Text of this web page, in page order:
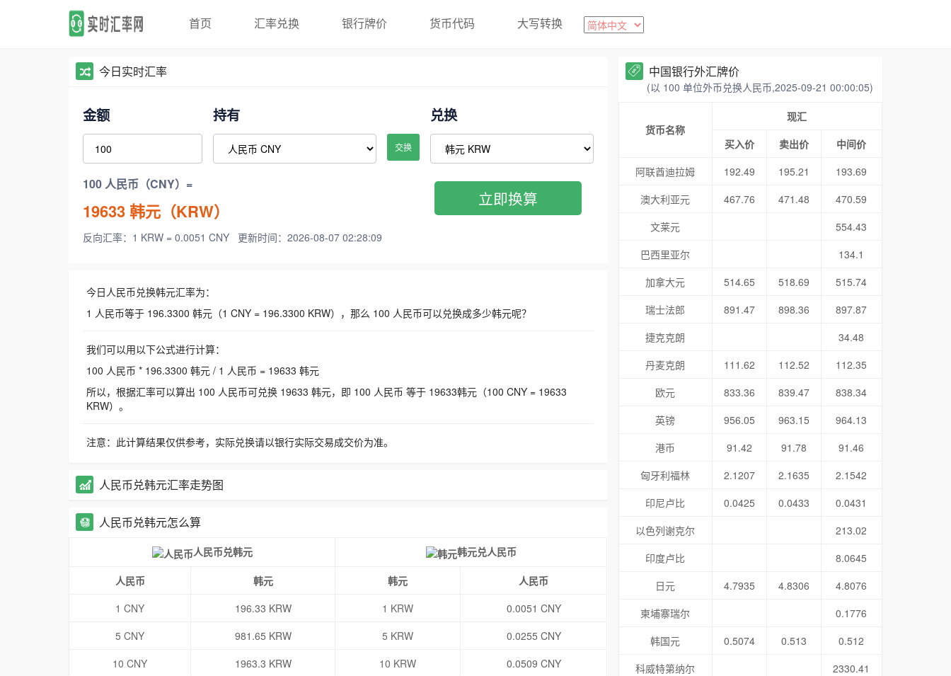
首页 汇率兑换 银行牌价 货币代码 大写转换
今日实时汇率
金额 持有
交换
兑换
100 人民币（CNY）=
19633韩元（KRW）
反向汇率：1 KRW = 0.0051 CNY 更新时间：2026-08-07 02:28:09
立即换算
今日人民币兑换韩元汇率为：
1 人民币等于 196.3300 韩元（1 CNY = 196.3300 KRW），那么 100 人民币可以兑换成多少韩元呢？
我们可以用以下公式进行计算：
100 人民币 * 196.3300 韩元 / 1 人民币 = 19633 韩元
所以，根据汇率可以算出 100 人民币可兑换 19633 韩元，即 100 人民币 等于 19633韩元（100 CNY = 19633
KRW）。
注意：此计算结果仅供参考，实际兑换请以银行实际交易成交价为准。
人民币兑韩元汇率走势图
人民币兑韩元怎么算
人民币兑韩元 韩元兑人民币
人民币 韩元 韩元
人民币
1 CNY
196.33 KRW 1 KRW
0.0051 CNY
5 CNY
981.65 KRW 5 KRW
0.0255 CNY
10 CNY
1963.3 KRW 10 KRW
0.0509 CNY
中国银行外汇牌价
(以 100 单位外币兑换人民币,2025-09-21 00:00:05)
货币名称
现汇
买入价
卖出价
中间价
阿联酋迪拉姆
192.49 195.21
193.69
澳大利亚元
467.76 471.48
470.59
文莱元
554.43
巴西里亚尔
134.1
加拿大元
514.65 518.69
515.74
瑞士法郎
891.47 898.36
897.87
捷克克朗
34.48
丹麦克朗
111.62 112.52
112.35
欧元
833.36 839.47
838.34
英镑
956.05 963.15
964.13
港币
91.42 91.78
91.46
匈牙利福林
2.1207 2.1635
2.1542
印尼卢比
0.0425 0.0433
0.0431
以色列谢克尔
213.02
印度卢比
8.0645
日元
4.7935 4.8306
4.8076
柬埔寨瑞尔
0.1776
韩国元
0.5074 0.513
0.512
科威特第纳尔
2330.41